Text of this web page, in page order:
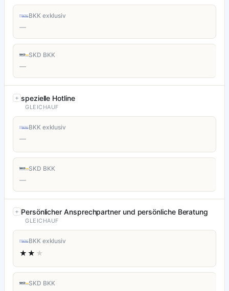
BKK exklusiv
—
SKD BKK
—
spezielle Hotline
GLEICHAUF
BKK exklusiv
—
SKD BKK
—
Persönlicher Ansprechpartner und persönliche Beratung
GLEICHAUF
BKK exklusiv
★★ ★
SKD BKK